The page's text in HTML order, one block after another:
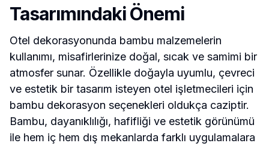
Tasarımındaki Önemi
Otel dekorasyonunda bambu malzemelerin
kullanımı, misafirlerinize doğal, sıcak ve samimi bir
atmosfer sunar. Özellikle doğayla uyumlu, çevreci
ve estetik bir tasarım isteyen otel işletmecileri için
bambu dekorasyon seçenekleri oldukça caziptir.
Bambu, dayanıklılığı, hafifliği ve estetik görünümü
ile hem iç hem dış mekanlarda farklı uygulamalara